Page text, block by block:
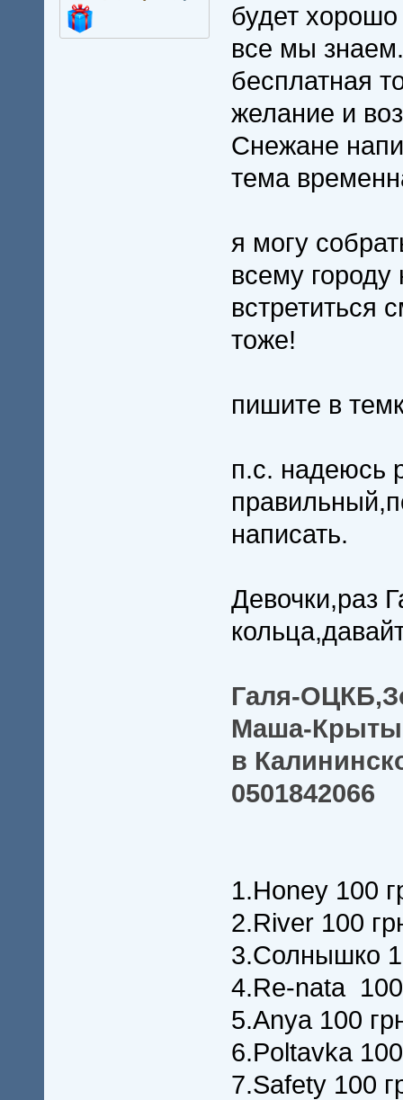
будет
все мы
бесплатная
желание и
Снежане
тема
я могу
всему городу
встретиться
тоже!
пишите в
п.с. надеюсь
написать.
Девочки,раз
Галя-
Маша-
в
0501842066
1.Honey 100
2.River 100
3.Солнышко
4.Re-nata 100
5.Anya 100
6.Poltavka
7.Safety 100